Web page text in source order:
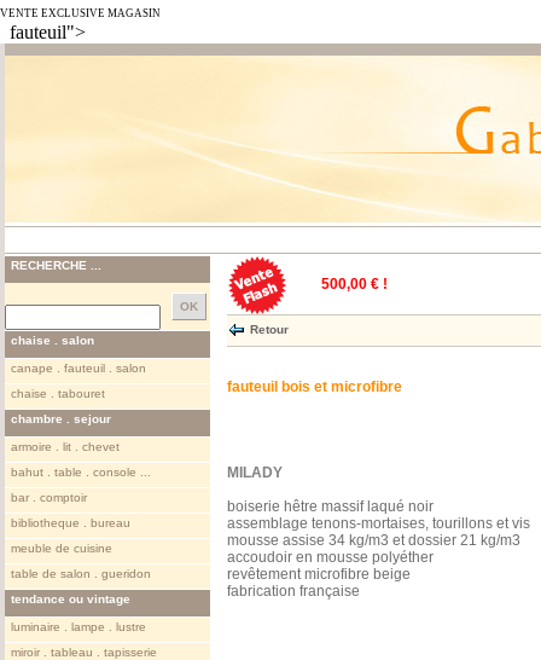
VENTE EXCLUSIVE MAGASIN
fauteuil">
RECHERCHE ...
chaise . salon
canape . fauteuil . salon
chaise . tabouret
chambre . sejour
armoire . lit . chevet
bahut . table . console ...
bar . comptoir
bibliotheque . bureau
meuble de cuisine
table de salon . gueridon
tendance ou vintage
luminaire . lampe . lustre
miroir . tableau . tapisserie
500,00 € !
Retour
fauteuil bois et microfibre
MILADY
boiserie hêtre massif laqué noir
assemblage tenons-mortaises, tourillons et vis
mousse assise 34 kg/m3 et dossier 21 kg/m3
accoudoir en mousse polyéther
revêtement microfibre beige
fabrication française